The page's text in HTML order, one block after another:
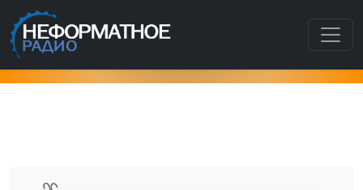
Как попасть в этот раздел???